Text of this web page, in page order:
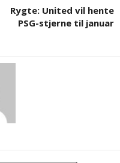
Rygte: United vil hente
PSG-stjerne til januar